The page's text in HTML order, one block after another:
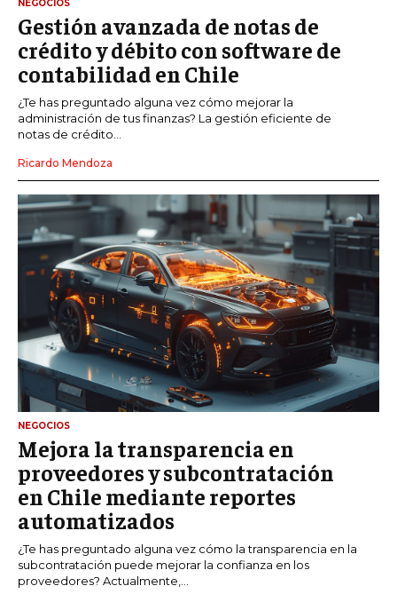
NEGOCIOS
Gestión avanzada de notas de
crédito y débito con software de
contabilidad en Chile
¿Te has preguntado alguna vez cómo mejorar la
administración de tus finanzas? La gestión eficiente de
notas de crédito...
Ricardo Mendoza
NEGOCIOS
Mejora la transparencia en
proveedores y subcontratación
en Chile mediante reportes
automatizados
¿Te has preguntado alguna vez cómo la transparencia en la
subcontratación puede mejorar la confianza en los
proveedores? Actualmente,...